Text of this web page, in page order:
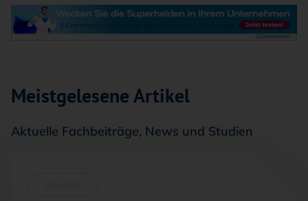
Meistgelesene Artikel
Aktuelle Fachbeiträge, News und Studien